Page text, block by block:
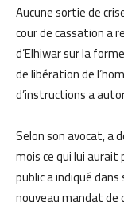
Aucune sortie de
cour de cassation a
d’Elhiwar sur la
de libération de
d’instructions a
Selon son avocat, a
mois ce qui lui
public a indiqué